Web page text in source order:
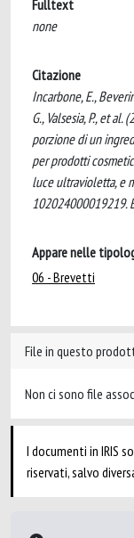
Fulltext
none
Citazione
Incarbone, E.,
G., Valsesia, P., et
porzione di un
per prodotti
luce ultravioletta, e
102024000019219.
Appare nelle
06 - Brevetti
File in questo
Non ci sono file
I documenti in IRIS
riservati, salvo